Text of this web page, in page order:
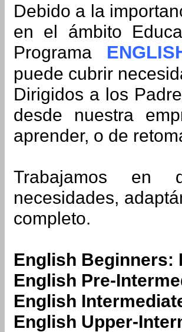
Debido a la
en el ámbito
Programa
puede cubrir
Dirigidos a los
desde nuestra
aprender, o de
Trabajamos en
necesidades,
completo.
English Beginners:
English Pre-
English
English Upper-